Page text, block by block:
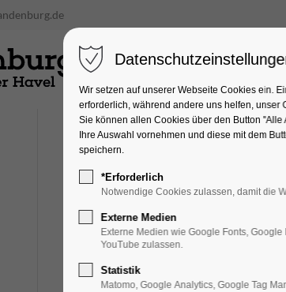
Unterkünfte
Schiffrundfahrt
22.05.2026, 14:00–16:00
Wir setzen auf unserer Webseite Cookies ein.
erforderlich, während andere uns helfen, unser
Sie können allen Cookies über den Button "Alle
Ihre Auswahl vornehmen und diese mit dem
speichern.
*Erforderlich
Notwendige Cookies zulassen, damit die
Externe Medien
Externe Medien wie Google Fonts,
YouTube zulassen.
Statistik
Matomo, Google Analytics, Google Tag